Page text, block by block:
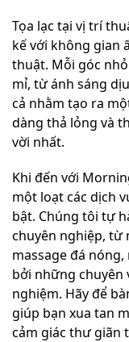
Tọa lạc tại vị trí
kế với không gian
thuật. Mỗi góc
mỉ, từ ánh sáng
cả nhằm tạo ra
dàng thả lỏng và
vời nhất.
Khi đến với
một loạt các dịch
bật. Chúng tôi tự
chuyên nghiệp, từ
massage đá
bởi những chuyên
nghiệm. Hãy để
giúp bạn xua tan
cảm giác thư giãn